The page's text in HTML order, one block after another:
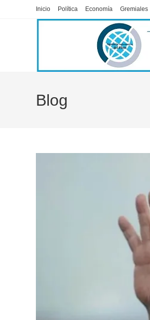
Inicio Política Economía Gremiales
Blog